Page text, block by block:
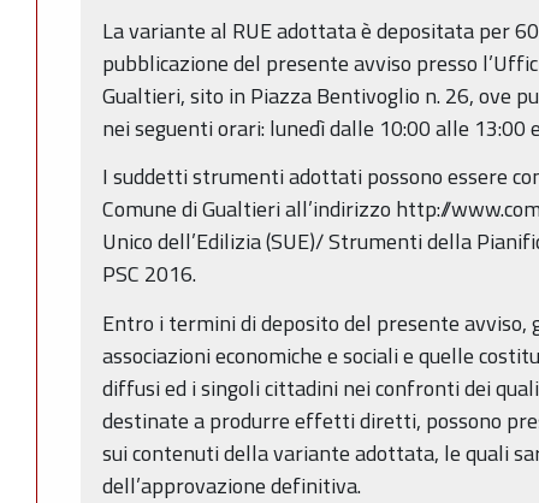
La variante al RUE adottata è depositata per
pubblicazione del presente avviso presso
Gualtieri, sito in Piazza Bentivoglio n. 26, ove
nei seguenti orari: lunedì dalle 10:00 alle 13:00
I suddetti strumenti adottati possono essere
Comune di Gualtieri all’indirizzo http://
Unico dell’Edilizia (SUE)/ Strumenti della
PSC 2016.
Entro i termini di deposito del presente
associazioni economiche e sociali e quelle
diffusi ed i singoli cittadini nei confronti dei
destinate a produrre effetti diretti, possono
sui contenuti della variante adottata, le quali
dell’approvazione definitiva.